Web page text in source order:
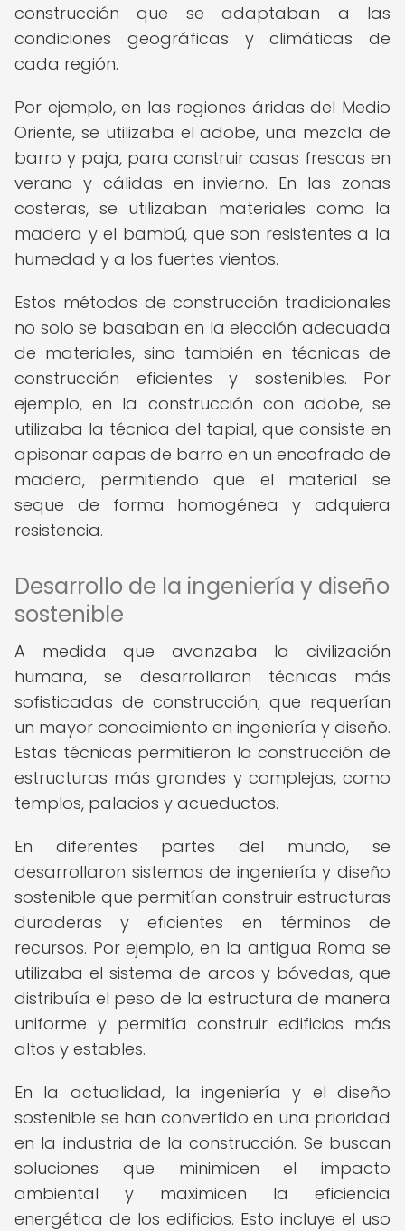
construcción que se adaptaban a las
condiciones geográficas y climáticas de
cada región.
Por ejemplo, en las regiones áridas del Medio
Oriente, se utilizaba el adobe, una mezcla de
barro y paja, para construir casas frescas en
verano y cálidas en invierno. En las zonas
costeras, se utilizaban materiales como la
madera y el bambú, que son resistentes a la
humedad y a los fuertes vientos.
Estos métodos de construcción tradicionales
no solo se basaban en la elección adecuada
de materiales, sino también en técnicas de
construcción eficientes y sostenibles. Por
ejemplo, en la construcción con adobe, se
utilizaba la técnica del tapial, que consiste en
apisonar capas de barro en un encofrado de
madera, permitiendo que el material se
seque de forma homogénea y adquiera
resistencia.
Desarrollo de la ingeniería y diseño
sostenible
A medida que avanzaba la civilización
humana, se desarrollaron técnicas más
sofisticadas de construcción, que requerían
un mayor conocimiento en ingeniería y diseño.
Estas técnicas permitieron la construcción de
estructuras más grandes y complejas, como
templos, palacios y acueductos.
En diferentes partes del mundo, se
desarrollaron sistemas de ingeniería y diseño
sostenible que permitían construir estructuras
duraderas y eficientes en términos de
recursos. Por ejemplo, en la antigua Roma se
utilizaba el sistema de arcos y bóvedas, que
distribuía el peso de la estructura de manera
uniforme y permitía construir edificios más
altos y estables.
En la actualidad, la ingeniería y el diseño
sostenible se han convertido en una prioridad
en la industria de la construcción. Se buscan
soluciones que minimicen el impacto
ambiental y maximicen la eficiencia
energética de los edificios. Esto incluye el uso